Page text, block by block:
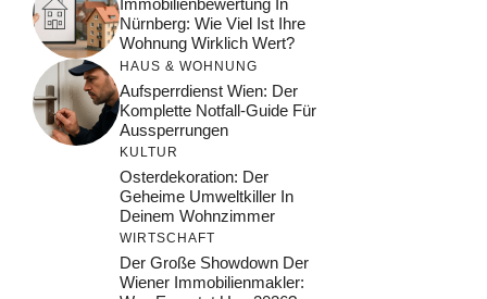
Nürnberg: Wie Viel Ist Ihre
Wohnung Wirklich Wert?
HAUS & WOHNUNG
Aufsperrdienst Wien: Der
Komplette Notfall-Guide Für
Aussperrungen
KULTUR
Osterdekoration: Der
Geheime Umweltkiller In
Deinem Wohnzimmer
WIRTSCHAFT
Der Große Showdown Der
Wiener Immobilienmakler: